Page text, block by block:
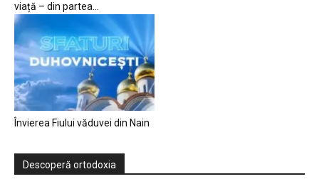
viață – din partea...
Învierea Fiului văduvei din Nain
Descoperă ortodoxia